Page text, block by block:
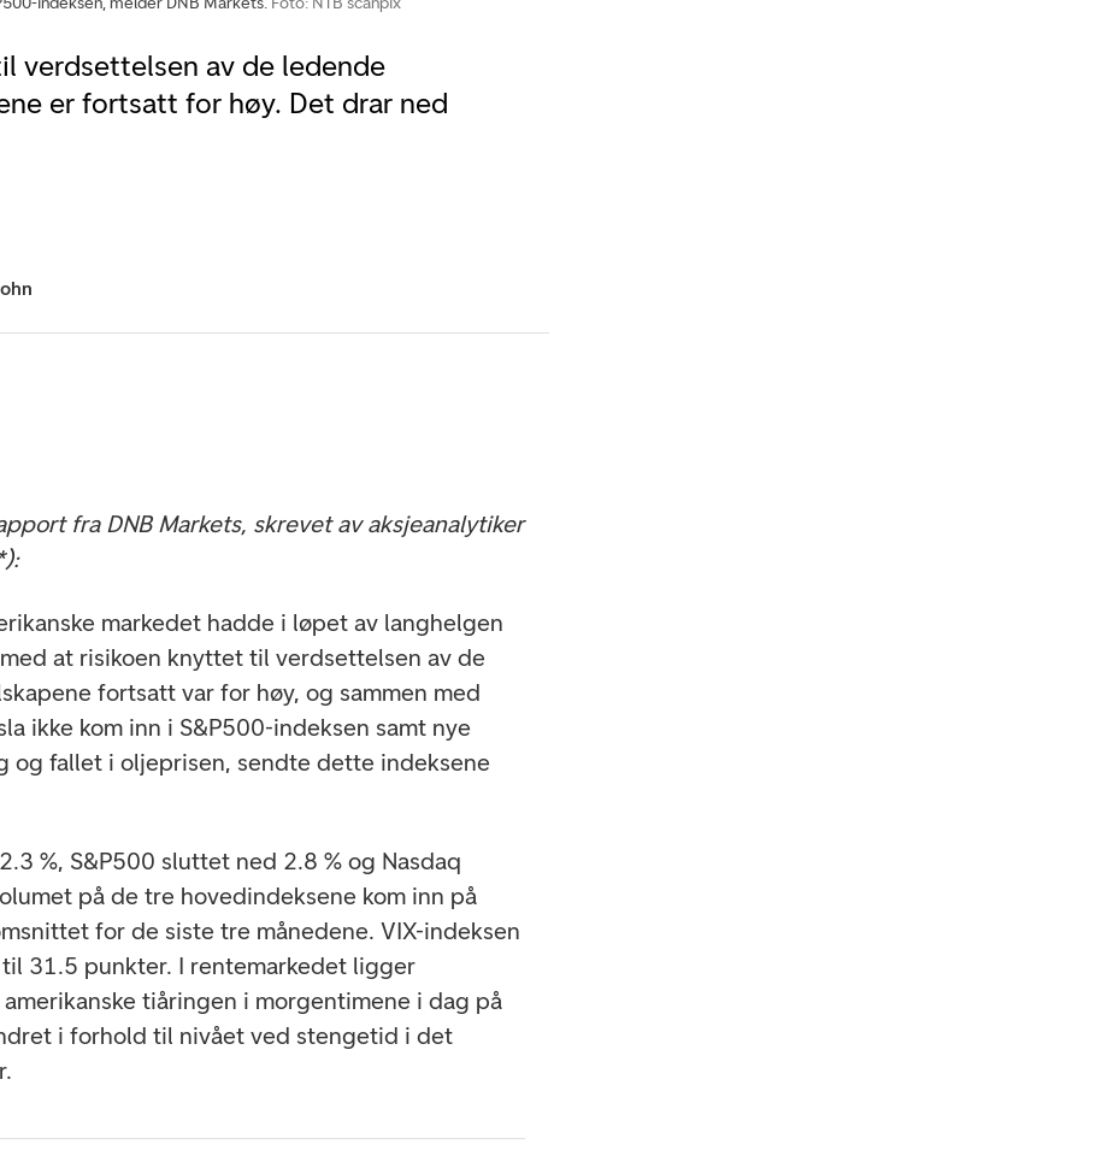
verdsettelsen av de ledende
er fortsatt for høy. Det drar ned
fra DNB Markets, skrevet av aksjeanalytiker
markedet hadde i løpet av langhelgen
at risikoen knyttet til verdsettelsen av de
fortsatt var for høy, og sammen med
ikke kom inn i S&P500-indeksen samt nye
og fallet i oljeprisen, sendte dette indeksene
%, S&P500 sluttet ned 2.8 % og Nasdaq
på de tre hovedindeksene kom inn på
for de siste tre månedene. VIX-indeksen
31.5 punkter. I rentemarkedet ligger
tiåringen i morgentimene i dag på
i forhold til nivået ved stengetid i det